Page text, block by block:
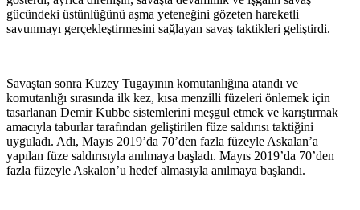
gücündeki üstünlüğünü aşma yeteneğini gözeten hareketli
savunmayı gerçekleştirmesini sağlayan savaş taktikleri geliştirdi.
Savaştan sonra Kuzey Tugayının komutanlığına atandı ve
komutanlığı sırasında ilk kez, kısa menzilli füzeleri önlemek için
tasarlanan Demir Kubbe sistemlerini meşgul etmek ve karıştırmak
amacıyla taburlar tarafından geliştirilen füze saldırısı taktiğini
uyguladı. Adı, Mayıs 2019’da 70’den fazla füzeyle Askalan’a
yapılan füze saldırısıyla anılmaya başladı. Mayıs 2019’da 70’den
fazla füzeyle Askalon’u hedef almasıyla anılmaya başlandı.